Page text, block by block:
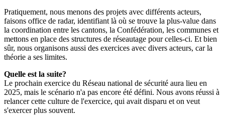
Pratiquement, nous menons des projets avec différents acteurs,
faisons office de radar, identifiant là où se trouve la plus-value dans
la coordination entre les cantons, la Confédération, les communes et
mettons en place des structures de réseautage pour celles-ci. Et bien
sûr, nous organisons aussi des exercices avec divers acteurs, car la
théorie a ses limites.
Quelle est la suite?
Le prochain exercice du Réseau national de sécurité aura lieu en
2025, mais le scénario n'a pas encore été défini. Nous avons réussi à
relancer cette culture de l'exercice, qui avait disparu et on veut
s'exercer plus souvent.